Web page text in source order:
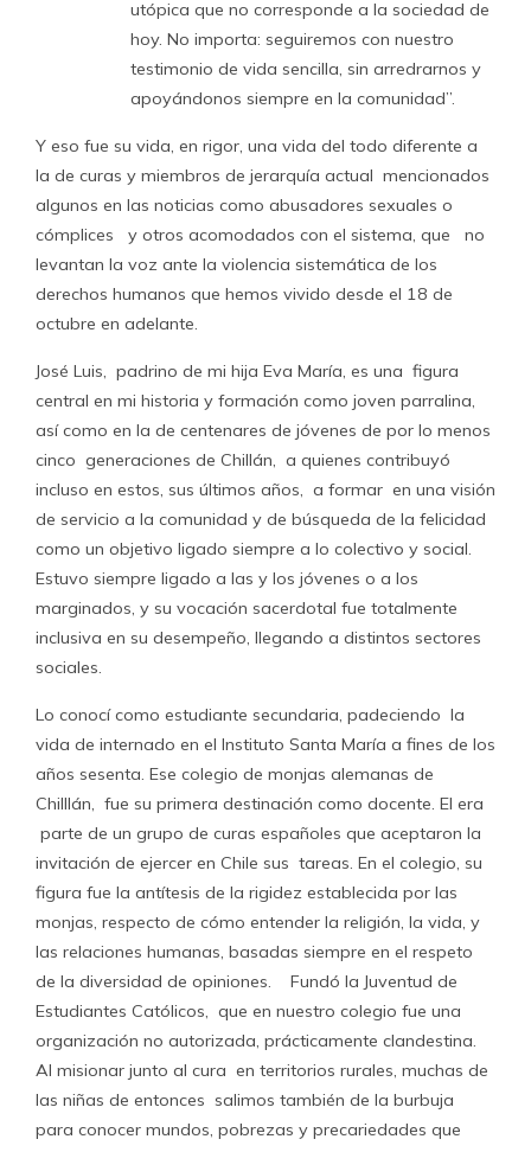
utópica que no corresponde a la sociedad de
hoy. No importa: seguiremos con nuestro
testimonio de vida sencilla, sin arredrarnos y
apoyándonos siempre en la comunidad”.
Y eso fue su vida, en rigor, una vida del todo diferente a
la de curas y miembros de jerarquía actual mencionados
algunos en las noticias como abusadores sexuales o
cómplices y otros acomodados con el sistema, que no
levantan la voz ante la violencia sistemática de los
derechos humanos que hemos vivido desde el 18 de
octubre en adelante.
José Luis, padrino de mi hija Eva María, es una figura
central en mi historia y formación como joven parralina,
así como en la de centenares de jóvenes de por lo menos
cinco generaciones de Chillán, a quienes contribuyó
incluso en estos, sus últimos años, a formar en una visión
de servicio a la comunidad y de búsqueda de la felicidad
como un objetivo ligado siempre a lo colectivo y social.
Estuvo siempre ligado a las y los jóvenes o a los
marginados, y su vocación sacerdotal fue totalmente
inclusiva en su desempeño, llegando a distintos sectores
sociales.
Lo conocí como estudiante secundaria, padeciendo la
vida de internado en el Instituto Santa María a fines de los
años sesenta. Ese colegio de monjas alemanas de
Chilllán, fue su primera destinación como docente. El era
parte de un grupo de curas españoles que aceptaron la
invitación de ejercer en Chile sus tareas. En el colegio, su
figura fue la antítesis de la rigidez establecida por las
monjas, respecto de cómo entender la religión, la vida, y
las relaciones humanas, basadas siempre en el respeto
de la diversidad de opiniones. Fundó la Juventud de
Estudiantes Católicos, que en nuestro colegio fue una
organización no autorizada, prácticamente clandestina.
Al misionar junto al cura en territorios rurales, muchas de
las niñas de entonces salimos también de la burbuja
para conocer mundos, pobrezas y precariedades que